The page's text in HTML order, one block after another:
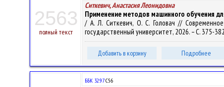
2563
полный текст
Ситкевич, Анастасия Леонидовна
Применение методов машинного обучения
/ А. Л. Ситкевич, О. С. Головач //
государственный университет, 2026. – С. 375-
Добавить в корзину Подробнее
ББК 32.97С56